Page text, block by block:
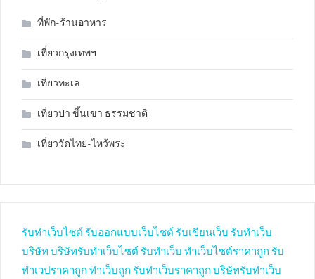
ที่พัก-ร้านอาหาร
เที่ยวกรุงเทพฯ
เที่ยวทะเล
เที่ยวป่า ขึ้นเขา ธรรมชาติ
เที่ยววัดไทย-ไหว้พระ
รับทำเว็บไซต์ รับออกแบบเว็บไซต์ รับเขียนเว็บ รับทำเว็บ
บริษัท บริษัทรับทำเว็บไซต์ รับทำเว็บ ทำเว็บไซต์ราคาถูก รับ
ทำเวปราคาถูก ทำเว็บถูก รับทำเว็บราคาถูก บริษัทรับทำเว็บ